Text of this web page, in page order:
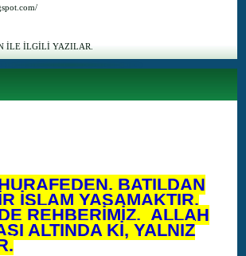
BATILDAN
İSLAM YAŞAMAKTIR.
REHBERİMİZ, ALLAH
ALTINDA Kİ, YALNIZ
İLE İLGİLİ YAZILAR.